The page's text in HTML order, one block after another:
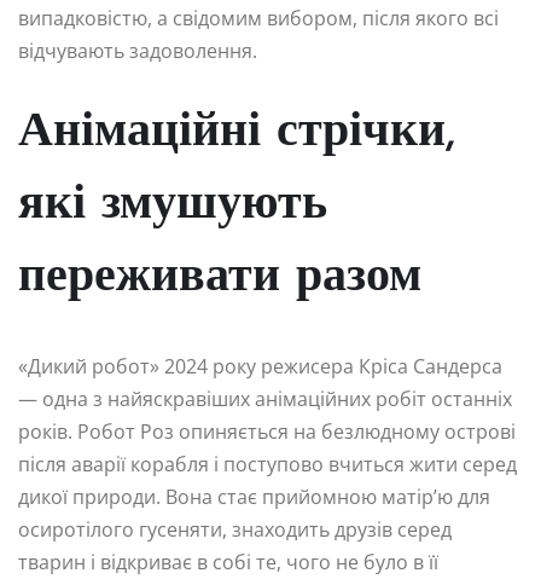
випадковістю, а свідомим вибором, після якого всі
відчувають задоволення.
Анімаційні стрічки,
які змушують
переживати разом
«Дикий робот» 2024 року режисера Кріса Сандерса
— одна з найяскравіших анімаційних робіт останніх
років. Робот Роз опиняється на безлюдному острові
після аварії корабля і поступово вчиться жити серед
дикої природи. Вона стає прийомною матір’ю для
осиротілого гусеняти, знаходить друзів серед
тварин і відкриває в собі те, чого не було в її